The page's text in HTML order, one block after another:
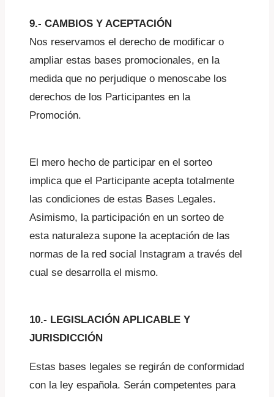
9.- CAMBIOS Y ACEPTACIÓN
Nos reservamos el derecho de modificar o
ampliar estas bases promocionales, en la
medida que no perjudique o menoscabe los
derechos de los Participantes en la
Promoción.
El mero hecho de participar en el sorteo
implica que el Participante acepta totalmente
las condiciones de estas Bases Legales.
Asimismo, la participación en un sorteo de
esta naturaleza supone la aceptación de las
normas de la red social Instagram a través del
cual se desarrolla el mismo.
10.- LEGISLACIÓN APLICABLE Y
JURISDICCIÓN
Estas bases legales se regirán de conformidad
con la ley española. Serán competentes para